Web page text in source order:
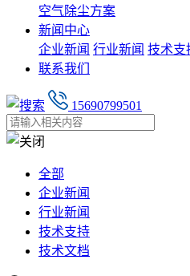
空气除尘方案
新闻中心
企业新闻 行业新闻 技术支
联系我们
15690799501
全部
企业新闻
行业新闻
技术支持
技术文档